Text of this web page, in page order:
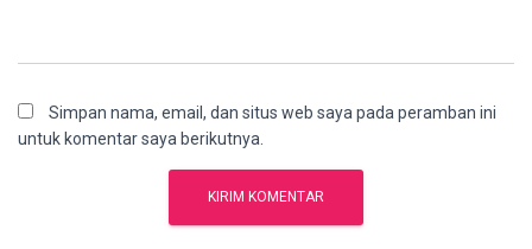
Simpan nama, email, dan situs web saya pada peramban ini
untuk komentar saya berikutnya.